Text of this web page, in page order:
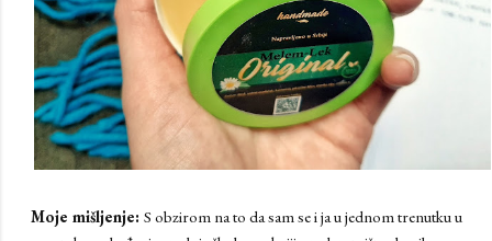
Moje mišljenje: S obzirom na to da sam se i ja u jednom trenutku u